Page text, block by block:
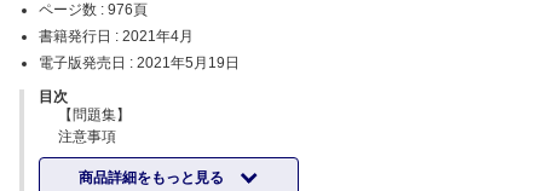
ページ数 : 976頁
書籍発行日 : 2021年4月
電子版発売日 : 2021年5月19日
目次
【問題集】
注意事項
A～F 問題
医師国家試験 答案用紙
商品詳細をもっと見る